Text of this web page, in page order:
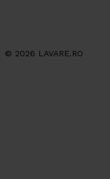
© 2026 LAVARE.RO